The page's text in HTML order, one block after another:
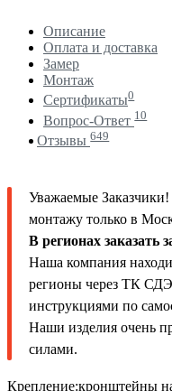
Описание
Оплата и доставка
Замер
Монтаж
Сертификаты0
Вопрос-Ответ 10
Отзывы 649
Уважаемые
монтажу только в
В регионах заказать
Наша компания
регионы через ТК
инструкциями по
Наши изделия очень
силами.
Крепление:кронштейны